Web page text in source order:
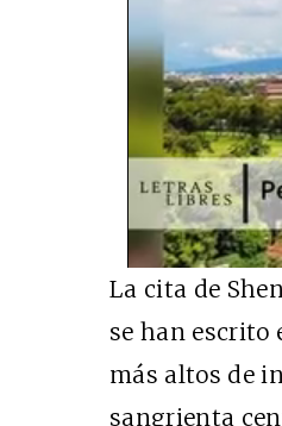
La cita de
se han escrito
más altos de
sangrienta